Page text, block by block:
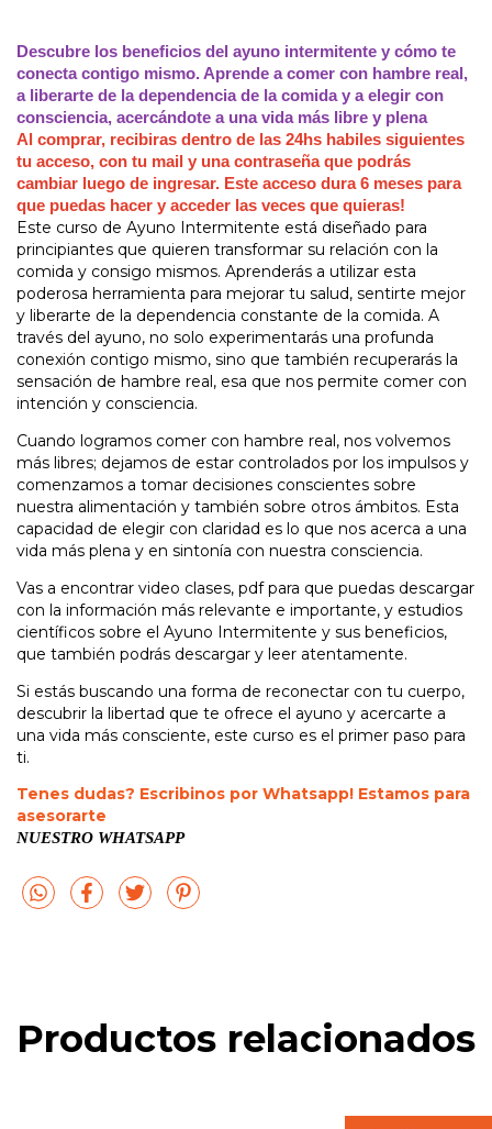
Descubre los beneficios del ayuno intermitente y cómo te
conecta contigo mismo. Aprende a comer con hambre real,
a liberarte de la dependencia de la comida y a elegir con
consciencia, acercándote a una vida más libre y plena
Al comprar, recibiras dentro de las 24hs habiles siguientes
tu acceso, con tu mail y una contraseña que podrás
cambiar luego de ingresar. Este acceso dura 6 meses para
que puedas hacer y acceder las veces que quieras!
Este curso de Ayuno Intermitente está diseñado para
principiantes que quieren transformar su relación con la
comida y consigo mismos. Aprenderás a utilizar esta
poderosa herramienta para mejorar tu salud, sentirte mejor
y liberarte de la dependencia constante de la comida. A
través del ayuno, no solo experimentarás una profunda
conexión contigo mismo, sino que también recuperarás la
sensación de hambre real, esa que nos permite comer con
intención y consciencia.
Cuando logramos comer con hambre real, nos volvemos
más libres; dejamos de estar controlados por los impulsos y
comenzamos a tomar decisiones conscientes sobre
nuestra alimentación y también sobre otros ámbitos. Esta
capacidad de elegir con claridad es lo que nos acerca a una
vida más plena y en sintonía con nuestra consciencia.
Vas a encontrar video clases, pdf para que puedas descargar
con la información más relevante e importante, y estudios
científicos sobre el Ayuno Intermitente y sus beneficios,
que también podrás descargar y leer atentamente.
Si estás buscando una forma de reconectar con tu cuerpo,
descubrir la libertad que te ofrece el ayuno y acercarte a
una vida más consciente, este curso es el primer paso para
ti.
Tenes dudas? Escribinos por Whatsapp! Estamos para
asesorarte
NUESTRO WHATSAPP
Productos relacionados